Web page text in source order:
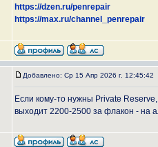
https://dzen.ru/penrepair
https://max.ru/channel_penrepair
Добавлено: Ср 15 Апр 2026 г. 12:45:42
Если кому-то нужны Private
выходит 2200-2500 за флакон - на